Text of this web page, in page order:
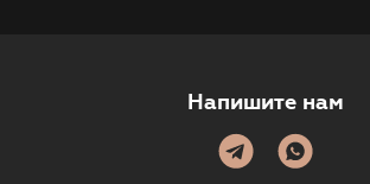
Напишите нам